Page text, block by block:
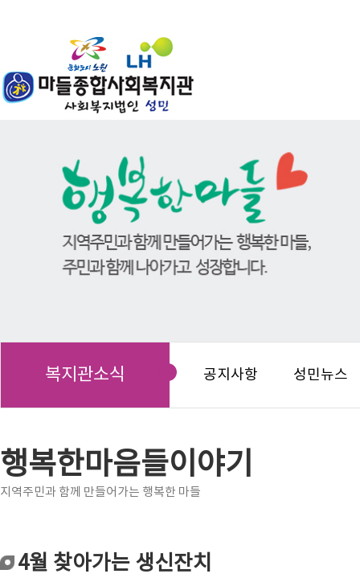
복지관소식 공지사항 성민뉴스
행복한마음들이야기
지역주민과 함께 만들어가는 행복한 마들
4월 찾아가는 생신잔치